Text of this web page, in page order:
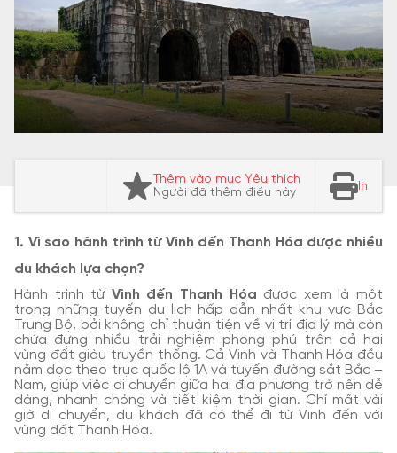
Thêm vào mục Yêu thích
Người đã thêm điều này
In
1. Vì sao hành trình từ Vinh đến Thanh Hóa được nhiều
du khách lựa chọn?
Hành trình từ Vinh đến Thanh Hóa được xem là một
trong những tuyến du lịch hấp dẫn nhất khu vực Bắc
Trung Bộ, bởi không chỉ thuận tiện về vị trí địa lý mà còn
chứa đựng nhiều trải nghiệm phong phú trên cả hai
vùng đất giàu truyền thống. Cả Vinh và Thanh Hóa đều
nằm dọc theo trục quốc lộ 1A và tuyến đường sắt Bắc –
Nam, giúp việc di chuyển giữa hai địa phương trở nên dễ
dàng, nhanh chóng và tiết kiệm thời gian. Chỉ mất vài
giờ di chuyển, du khách đã có thể đi từ Vinh đến với
vùng đất Thanh Hóa.